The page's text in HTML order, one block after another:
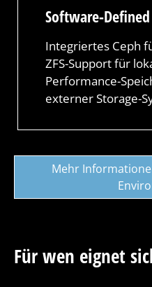
Software-
Integriertes Ceph
ZFS-Support für
Performance-
externer Storage-
Mehr
Für wen eignet